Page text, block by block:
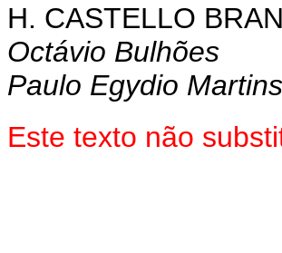
H. CASTELLO
Octávio Bulhões
Paulo Egydio Martins
Este texto não